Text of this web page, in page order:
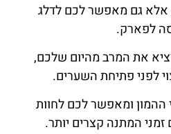
אלא גם מאפשר לכם לדלג
לפארק.
את המרב מהיום שלכם,
לפני פתיחת השערים.
ההמון ומאפשר לכם לחוות
המתנה קצרים יותר.